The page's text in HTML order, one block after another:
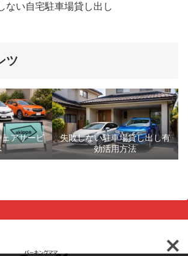
ない自宅駐車場貸し出し
ツ
アサービ
失敗しない駐車場貸し出し有
効活用方法